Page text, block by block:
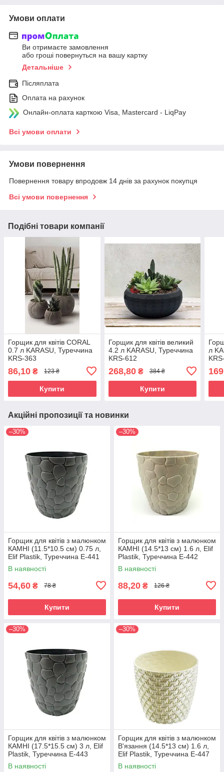
Умови оплати
Ви отримаєте замовлення
або гроші повернуться на вашу картку
Детальніше
Післяплата
Оплата на рахунок
Онлайн-оплата карткою Visa, Mastercard - LiqPay
Всі умови оплати
Умови повернення
Повернення товару впродовж 14 днів за рахунок покупця
Всі умови повернення
Подібні товари компанії
Горщик для квітів CORAL
0.7 л KARASU, Туреччина
KRS-363
86,10 ₴ 123 ₴
Купити
Горщик для квітів великий
4.2 л KARASU, Туреччина
KRS-612
268,80₴ 384 ₴
Купити
л
Акційні пропозиції та новинки
–30%
Горщик для квітів з малюнком
КАМНІ (11.5*10.5 см) 0.75 л,
Elif Plastik, Туреччина Е-441
В наявності
54,60 ₴ 78 ₴
Купити
–30%
Горщик для квітів з малюнком
КАМНІ (14.5*13 см) 1.6 л, Elif
Plastik, Туреччина Е-442
В наявності
88,20 ₴ 126 ₴
Купити
–30%
Горщик для квітів з малюнком
КАМНІ (17.5*15.5 см) 3 л, Elif
Plastik, Туреччина Е-443
В наявності
–30%
Горщик для квітів з малюнком
В'язання (14.5*13 см) 1.6 л,
Elif Plastik, Туреччина Е-447
В наявності